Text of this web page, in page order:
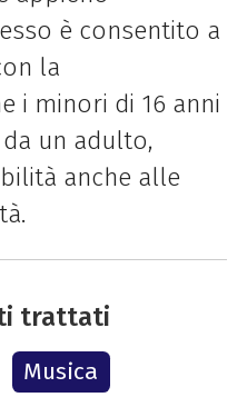
è consentito a
la
i minori di 16 anni
un adulto,
anche alle
trattati
Musica